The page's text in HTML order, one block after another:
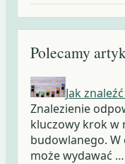
Polecamy
Jak
Znalezienie
kluczowy krok w
budowlanego.
może wydawać …